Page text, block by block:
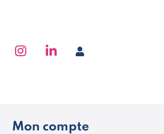
Accéder à Facebook
Accéder à Instagram
Accéder à Linkedin
Se connecter
Mon compte